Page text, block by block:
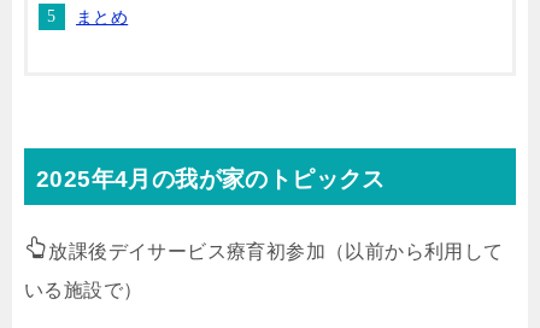
まとめ
2025年4月の我が家のトピックス
放課後デイサービス療育初参加（以前から利用して
いる施設で）